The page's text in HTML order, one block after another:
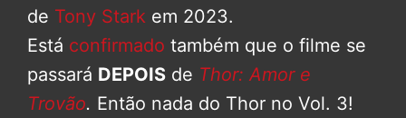
de Tony Stark em 2023.
Está confirmado também que o filme se
passará DEPOIS de Thor: Amor e
Trovão. Então nada do Thor no Vol. 3!